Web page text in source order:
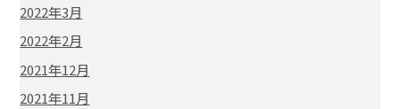
2022年3月
2022年2月
2021年12月
2021年11月